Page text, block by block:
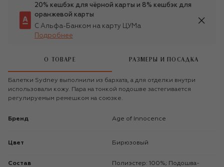
20% кешбэк для чёрной карты и 8% кешбэк для
оранжевой карты
С Альфа-Банком на карту ЦУМа
Подробнее
О ТОВАРЕ РАЗМЕРЫ И ПОСАДКА
Балетки Sydney выполнили из бархата, а для отделки внутри
использовали кожу. Пара на тонкой подошве застегивается
регулируемым ремешком на союзке.
Бренд Age of Innocence
Цвет Бирюзовый
Состав
Полиэстер: 100%; Подошва-